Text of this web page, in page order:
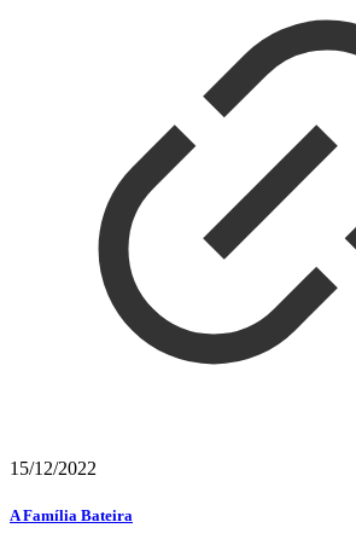
15/12/2022
A Família Bateira